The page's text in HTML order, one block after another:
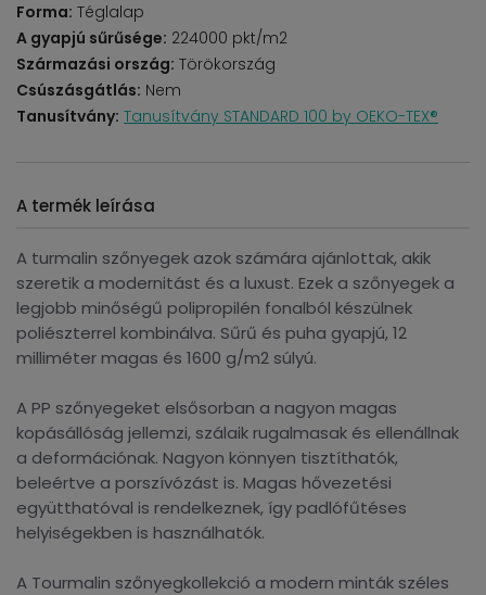
Forma: Téglalap
A gyapjú sűrűsége: 224000 pkt/m2
Származási ország: Törökország
Csúszásgátlás: Nem
Tanusítvány: Tanusítvány STANDARD 100 by OEKO-TEX®
A termék leírása
A turmalin szőnyegek azok számára ajánlottak, akik
szeretik a modernitást és a luxust. Ezek a szőnyegek a
legjobb minőségű polipropilén fonalból készülnek
poliészterrel kombinálva. Sűrű és puha gyapjú, 12
milliméter magas és 1600 g/m2 súlyú.
A PP szőnyegeket elsősorban a nagyon magas
kopásállóság jellemzi, szálaik rugalmasak és ellenállnak
a deformációnak. Nagyon könnyen tisztíthatók,
beleértve a porszívózást is. Magas hővezetési
együtthatóval is rendelkeznek, így padlófűtéses
helyiségekben is használhatók.
A Tourmalin szőnyegkollekció a modern minták széles